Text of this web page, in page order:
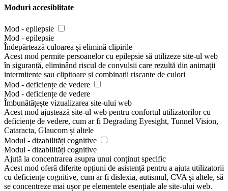
Moduri accesiblitate
Mod - epilepsie
Mod - epilepsie
Îndepărtează culoarea și elimină clipirile
Acest mod permite persoanelor cu epilepsie să utilizeze site-ul web
în siguranță, eliminând riscul de convulsii care rezultă din animații
intermitente sau clipitoare și combinații riscante de culori
Mod - deficiențe de vedere
Mod - deficiențe de vedere
Îmbunătățește vizualizarea site-ului web
Acest mod ajustează site-ul web pentru confortul utilizatorilor cu
deficiențe de vedere, cum ar fi Degrading Eyesight, Tunnel Vision,
Cataracta, Glaucom și altele
Modul - dizabilități cognitive
Modul - dizabilități cognitive
Ajută la concentrarea asupra unui conținut specific
Acest mod oferă diferite opțiuni de asistență pentru a ajuta utilizatorii
cu deficiențe cognitive, cum ar fi dislexia, autismul, CVA și altele, să
se concentreze mai ușor pe elementele esențiale ale site-ului web.